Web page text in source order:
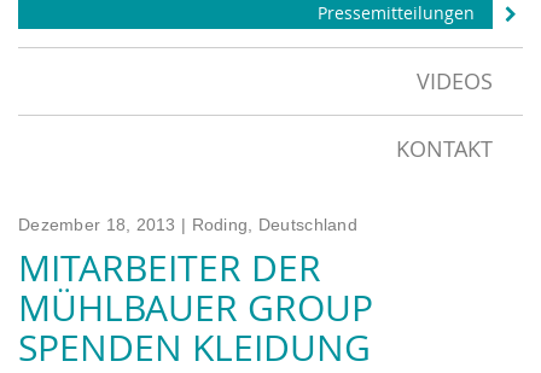
Pressemitteilungen
VIDEOS
KONTAKT
Dezember 18, 2013 | Roding, Deutschland
MITARBEITER DER
MÜHLBAUER GROUP
SPENDEN KLEIDUNG